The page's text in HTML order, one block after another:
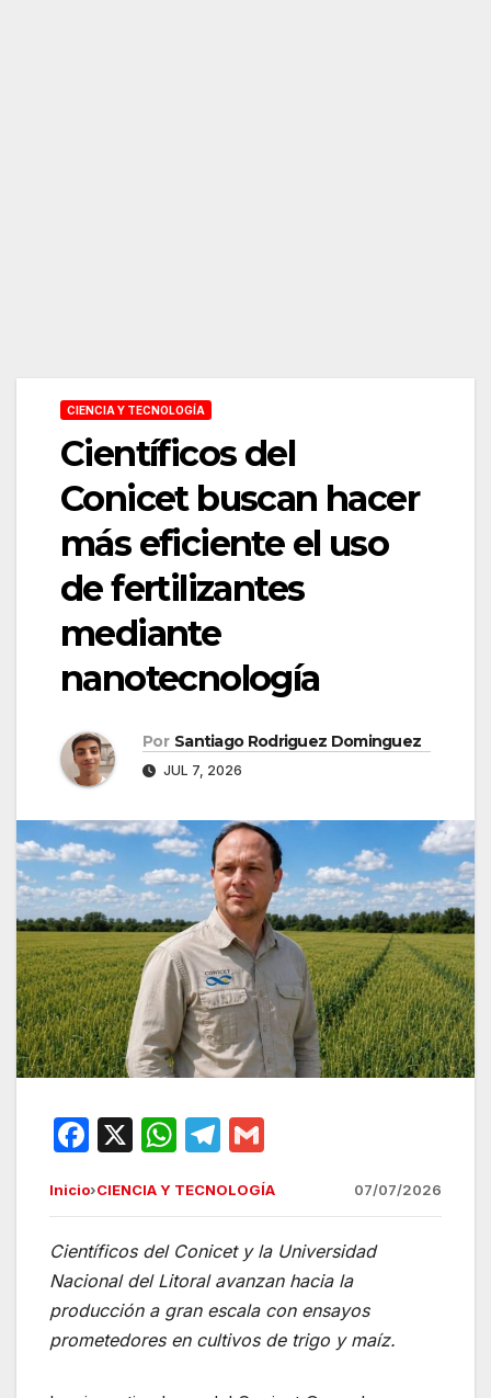
CIENCIA Y TECNOLOGÍA
Científicos del
Conicet buscan hacer
más eficiente el uso
de fertilizantes
mediante
nanotecnología
Por Santiago Rodriguez Dominguez
JUL 7, 2026
F
c
e
b
o
o
X
W
at
s
A
p
p
T
e
gr
a
m
m
ail
Inicio›CIENCIA Y TECNOLOGÍA 07/07/2026
Científicos del Conicet y la Universidad
Nacional del Litoral avanzan hacia la
producción a gran escala con ensayos
prometedores en cultivos de trigo y maíz.